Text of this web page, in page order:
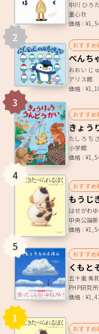
中川 ひろ
童心社
価格 :
2
おすすめ
ぺんち
おおい じ
アリス館
価格 :
3
おすすめ
きょう
たしろ ち
小学館
価格 :
4
おすすめ
もうじ
はせがわ
中央公論
価格 :
5
おすすめ
くもと
五十嵐 美
PHP研究所
価格 :
1
おすすめ